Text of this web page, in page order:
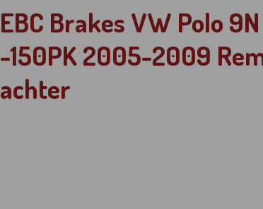
EBC Brakes VW Polo
-150PK 2005-2009
achter